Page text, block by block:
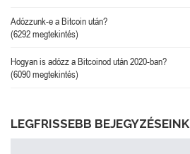
Adózzunk-e a Bitcoin után?
(6292 megtekintés)
Hogyan is adózz a Bitcoinod után 2020-ban?
(6090 megtekintés)
LEGFRISSEBB BEJEGYZÉSEINK